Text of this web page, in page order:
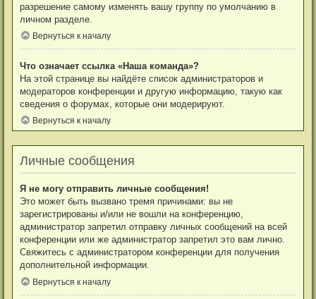
разрешение самому изменять вашу группу по умолчанию в
личном разделе.
Вернуться к началу
Что означает ссылка «Наша команда»?
На этой странице вы найдёте список администраторов и
модераторов конференции и другую информацию, такую как
сведения о форумах, которые они модерируют.
Вернуться к началу
Личные сообщения
Я не могу отправить личные сообщения!
Это может быть вызвано тремя причинами: вы не
зарегистрированы и/или не вошли на конференцию,
администратор запретил отправку личных сообщений на всей
конференции или же администратор запретил это вам лично.
Свяжитесь с администратором конференции для получения
дополнительной информации.
Вернуться к началу